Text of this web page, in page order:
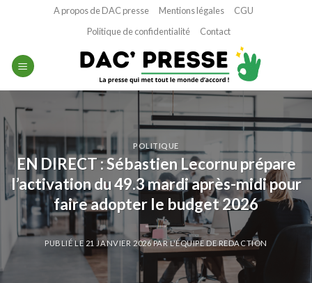
A propos de DAC presse Mentions légales
CGU
Politique de confidentialité
Contact
POLITIQUE
EN DIRECT : Sébastien Lecornu prépare
l’activation du 49.3 mardi après-midi pour
faire adopter le budget 2026
PUBLIÉ LE 21 JANVIER 2026PARL'ÉQUIPE DE REDACTION